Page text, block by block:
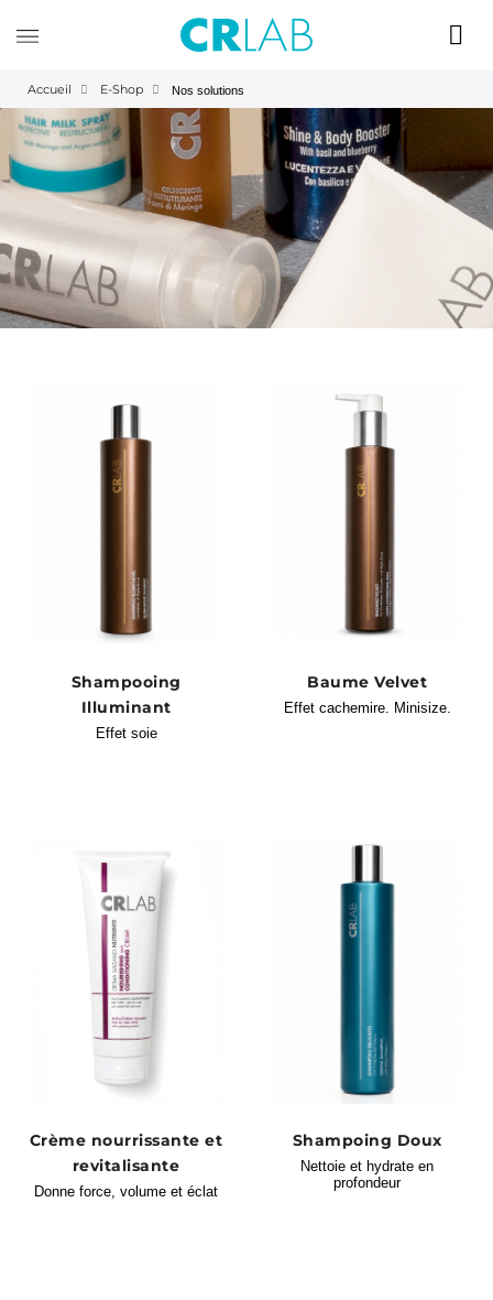
Accueil E-Shop Nos solutions
Shampooing
Illuminant
Effet soie
Baume Velvet
Effet cachemire. Minisize.
Crème nourrissante et
revitalisante
Donne force, volume et éclat
Shampoing Doux
Nettoie et hydrate en
profondeur